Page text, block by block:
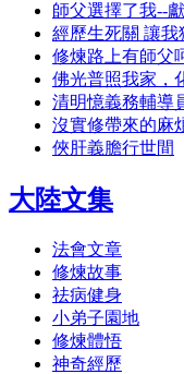
師父選擇了我--
經歷生死關 讓我
修煉路上有師父
佛光普照我家，
清明憶義務輔導
沒實修帶來的麻
俠肝義膽行世間
大陸文集
法會文章
修煉故事
祛病健身
小弟子園地
修煉體悟
神奇經歷